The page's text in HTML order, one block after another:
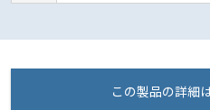
この製品の詳細